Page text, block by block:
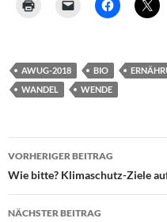
AWUG-2018 BIO
WANDEL
WENDE
VORHERIGER BEITRAG
Wie bitte? Klimaschutz-Ziele
NÄCHSTER BEITRAG